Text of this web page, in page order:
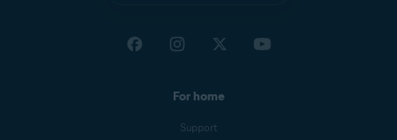
For home
Support